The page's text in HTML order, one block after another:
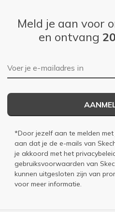
Meld je aan voor
en ontvang
E-mailadres
*Door jezelf aan te melden
aan dat je de e-mails van
je akkoord met het
gebruiksvoorwaarden van
kunnen uitgesloten zijn van
voor meer informatie.